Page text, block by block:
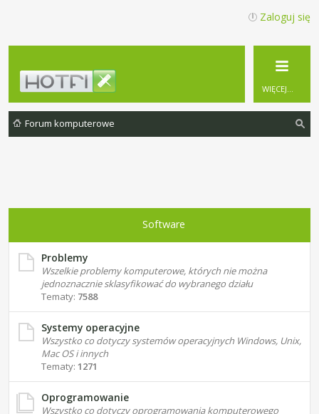
Zaloguj się
WIĘCEJ…
Forum komputerowe
Software
Problemy
Wszelkie problemy komputerowe, których nie można
jednoznacznie sklasyfikować do wybranego działu
Tematy: 7588
Systemy operacyjne
Wszystko co dotyczy systemów operacyjnych Windows, Unix,
Mac OS i innych
Tematy: 1271
Oprogramowanie
Wszystko co dotyczy oprogramowania komputerowego